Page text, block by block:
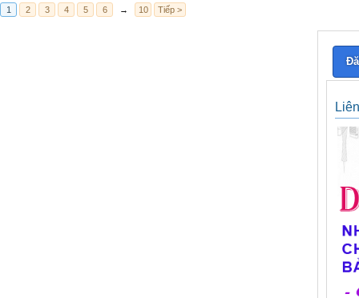
1 2 3 4 5 6 → 10 Tiếp >